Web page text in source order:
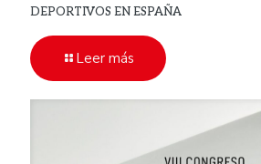
DEPORTIVOS EN ESPAÑA
Leer más